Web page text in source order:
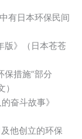
有日本环保民间
版》（日本苍苍
保措施”部分
奋斗故事》
他创立的环保